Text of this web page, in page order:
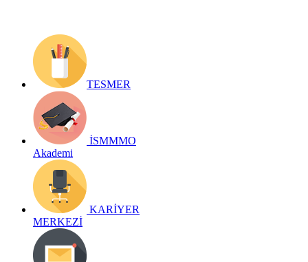
TESMER
İSMMMO
Akademi
KARİYER
MERKEZİ